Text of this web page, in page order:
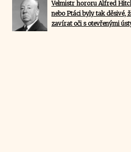
Velmistr hororu Alfred
nebo Ptáci byly tak děsivé,
zavírat oči s otevřenými